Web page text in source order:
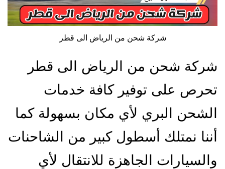
شركة شحن من الرياض الى قطر
شركة شحن من الرياض الى قطر
تحرص على توفير كافة خدمات
الشحن البري لأي مكان بسهولة كما
أننا نمتلك أسطول كبير من الشاحنات
والسيارات الجاهزة للانتقال لأي